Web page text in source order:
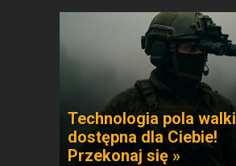
Technologia pola walki
dostępna dla Ciebie!
Przekonaj się »